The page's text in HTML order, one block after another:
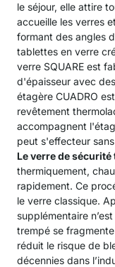
le séjour, elle attire
accueille les verres
formant des angles
tablettes en verre
verre SQUARE est
d'épaisseur avec
étagère CUADRO
revêtement
accompagnent
peut s'effecteur
Le verre de
thermiquement,
rapidement. Ce
le verre classique.
supplémentaire
trempé se
réduit le risque de
décennies dans